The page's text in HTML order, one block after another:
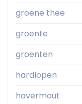
groene thee
groente
groenten
hardlopen
havermout